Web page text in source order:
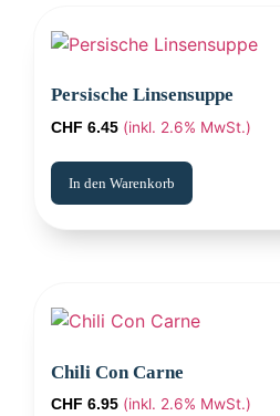
Persische Linsensuppe
CHF 6.45 (inkl. 2.6% MwSt.)
In den Warenkorb
Chili Con Carne
CHF 6.95 (inkl. 2.6% MwSt.)